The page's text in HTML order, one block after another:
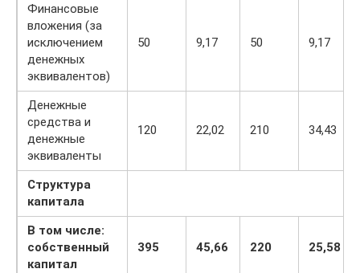
Финансовые
вложения (за
исключением
денежных
эквивалентов)
50 9,17 50 9,17
Денежные
средства и
денежные
эквиваленты
120 22,02 210 34,43
Структура
капитала
В том числе:
собственный
капитал
395 45,66 220 25,58